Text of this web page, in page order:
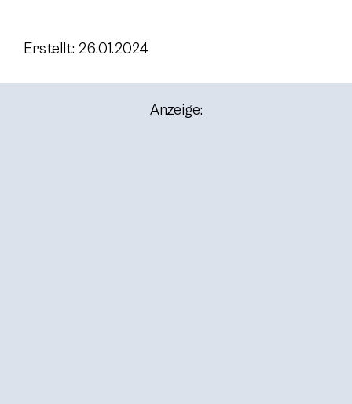
Erstellt: 26.01.2024
Anzeige: